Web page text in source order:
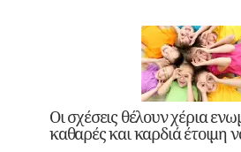
Οι σχέσεις θέλουν χέρια
καθαρές και καρδιά έτοιμη